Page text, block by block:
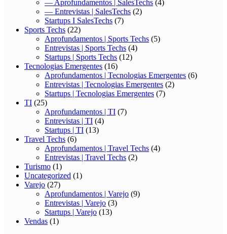
— Aprofundamentos | SalesTechs (4)
— Entrevistas | SalesTechs (2)
Startups I SalesTechs (7)
Sports Techs (22)
Aprofundamentos | Sports Techs (5)
Entrevistas | Sports Techs (4)
Startups | Sports Techs (12)
Tecnologias Emergentes (16)
Aprofundamentos | Tecnologias Emergentes (6)
Entrevistas | Tecnologias Emergentes (2)
Startups | Tecnologias Emergentes (7)
TI (25)
Aprofundamentos | TI (7)
Entrevistas | TI (4)
Startups | TI (13)
Travel Techs (6)
Aprofundamentos | Travel Techs (4)
Entrevistas | Travel Techs (2)
Turismo (1)
Uncategorized (1)
Varejo (27)
Aprofundamentos | Varejo (9)
Entrevistas | Varejo (3)
Startups | Varejo (13)
Vendas (1)